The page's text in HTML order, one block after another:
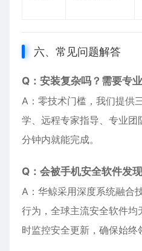
六、常见问题解答
Q：安装复杂吗？需要专
A：零技术门槛，我们提供
学、远程专家指导、专业团
分钟内就能完成。
Q：会被手机安全软件发
A：华鲸采用深度系统融合
行为，全球主流安全软件
时监控安全更新，确保始终